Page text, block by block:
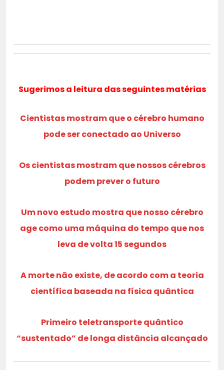
Sugerimos a leitura das seguintes matérias
Cientistas mostram que o cérebro humano
pode ser conectado ao Universo
Os cientistas mostram que nossos cérebros
podem prever o futuro
Um novo estudo mostra que nosso cérebro
age como uma máquina do tempo que nos
leva de volta 15 segundos
A morte não existe, de acordo com a teoria
científica baseada na física quântica
Primeiro teletransporte quântico
“sustentado” de longa distância alcançado